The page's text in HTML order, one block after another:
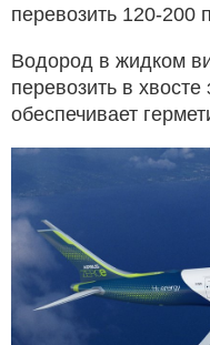
перевозить 120-200
Водород в жидком
перевозить в
обеспечивает